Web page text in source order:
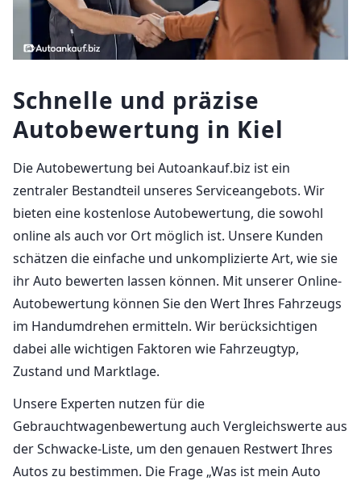
Schnelle und präzise
Autobewertung in Kiel
Die Autobewertung bei Autoankauf.biz ist ein
zentraler Bestandteil unseres Serviceangebots. Wir
bieten eine kostenlose Autobewertung, die sowohl
online als auch vor Ort möglich ist. Unsere Kunden
schätzen die einfache und unkomplizierte Art, wie sie
ihr Auto bewerten lassen können. Mit unserer Online-
Autobewertung können Sie den Wert Ihres Fahrzeugs
im Handumdrehen ermitteln. Wir berücksichtigen
dabei alle wichtigen Faktoren wie Fahrzeugtyp,
Zustand und Marktlage.
Unsere Experten nutzen für die
Gebrauchtwagenbewertung auch Vergleichswerte aus
der Schwacke-Liste, um den genauen Restwert Ihres
Autos zu bestimmen. Die Frage „Was ist mein Auto